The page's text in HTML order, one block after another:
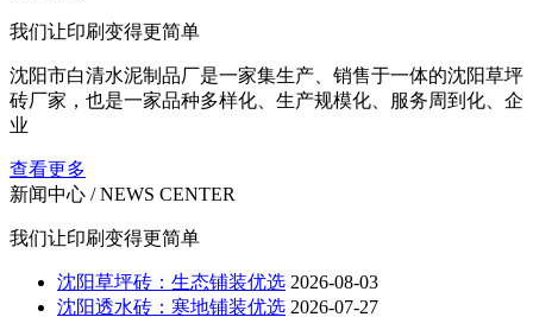
我们让印刷变得更简单
沈阳市白清水泥制品厂是一家集生产、销售于一体的沈阳草坪
砖厂家，也是一家品种多样化、生产规模化、服务周到化、企
业
查看更多
新闻中心 / NEWS CENTER
我们让印刷变得更简单
沈阳草坪砖：生态铺装优选 2026-08-03
沈阳透水砖：寒地铺装优选 2026-07-27